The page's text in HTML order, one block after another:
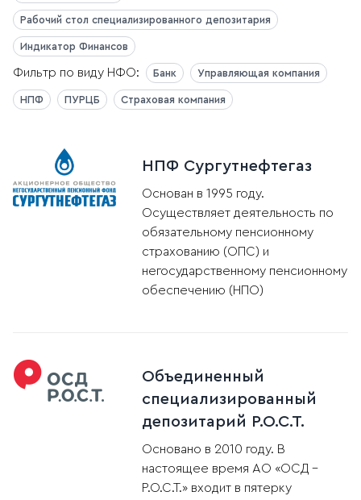
Рабочий стол специализированного депозитария
Индикатор Финансов
Фильтр по виду НФО: Банк Управляющая компания
НПФ ПУРЦБ Страховая компания
НПФ Сургутнефтегаз
Основан в 1995 году.
Осуществляет деятельность по
обязательному пенсионному
страхованию (ОПС) и
негосударственному пенсионному
обеспечению (НПО)
Объединенный
специализированный
депозитарий Р.О.С.Т.
Основано в 2010 году. В
настоящее время АО «ОСД -
Р.О.С.Т.» входит в пятерку